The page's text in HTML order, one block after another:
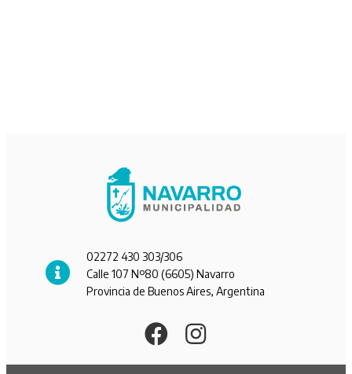
02272 430 303/306
Calle 107 Nº80 (6605) Navarro
Provincia de Buenos Aires, Argentina